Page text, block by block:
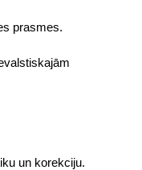
prasmes.
un korekciju.